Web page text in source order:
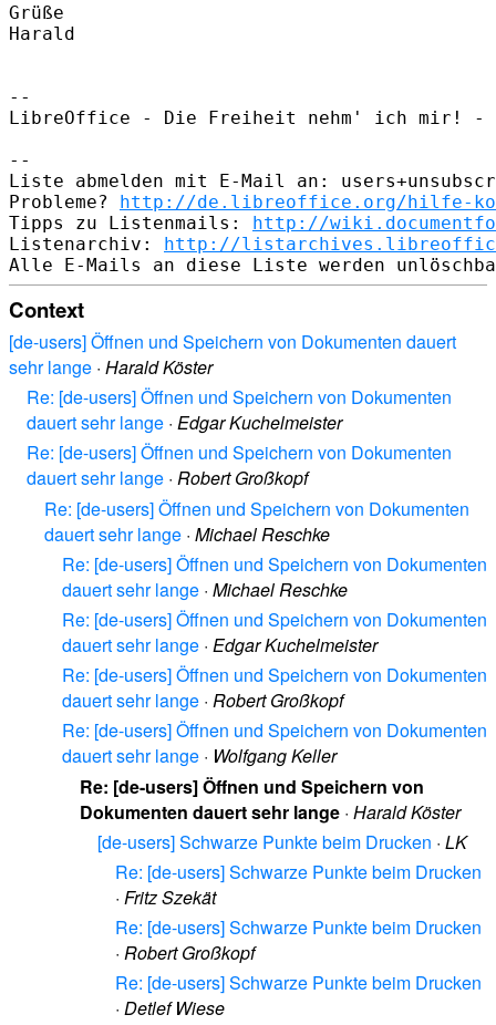
Grüße
Harald
--
LibreOffice - Die Freiheit nehm' ich mir! -
--
Liste abmelden mit E-Mail an:
Probleme? http://de.libreoffice.org/hilfe-
Tipps zu Listenmails: http://
Listenarchiv: http://
Context
[de-users] Öffnen und Speichern von Dokumenten dauert
sehr lange · Harald Köster
Re: [de-users] Öffnen und Speichern von Dokumenten
dauert sehr lange · Edgar Kuchelmeister
Re: [de-users] Öffnen und Speichern von Dokumenten
dauert sehr lange · Robert Großkopf
Re: [de-users] Öffnen und Speichern von Dokumenten
dauert sehr lange · Michael Reschke
Re: [de-users] Öffnen und Speichern von Dokumenten
dauert sehr lange · Michael Reschke
Re: [de-users] Öffnen und Speichern von Dokumenten
dauert sehr lange · Edgar Kuchelmeister
Re: [de-users] Öffnen und Speichern von Dokumenten
dauert sehr lange · Robert Großkopf
Re: [de-users] Öffnen und Speichern von Dokumenten
dauert sehr lange · Wolfgang Keller
Re: [de-users] Öffnen und Speichern von
Dokumenten dauert sehr lange · Harald Köster
[de-users] Schwarze Punkte beim Drucken · LK
Re: [de-users] Schwarze Punkte beim Drucken
· Fritz Szekät
Re: [de-users] Schwarze Punkte beim Drucken
· Robert Großkopf
Re: [de-users] Schwarze Punkte beim Drucken
· Detlef Wiese